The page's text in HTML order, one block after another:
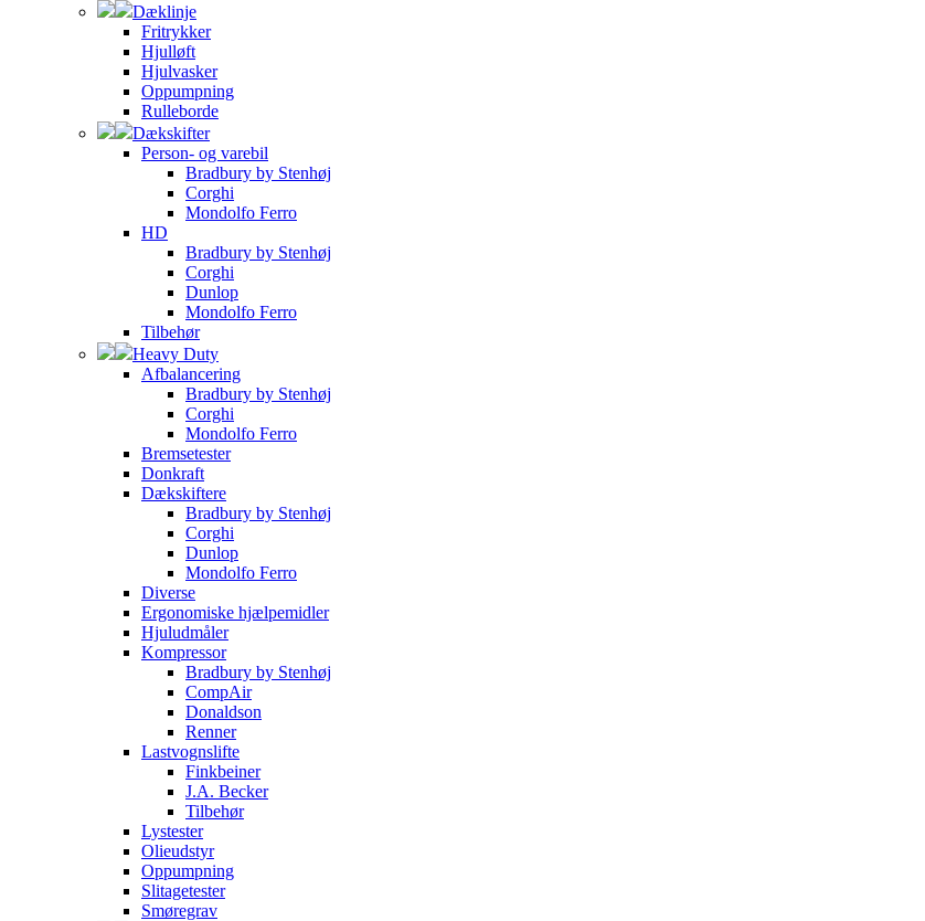
Dæklinje
Fritrykker
Hjulløft
Hjulvasker
Oppumpning
Rulleborde
Dækskifter
Person- og varebil
Bradbury by Stenhøj
Corghi
Mondolfo Ferro
HD
Bradbury by Stenhøj
Corghi
Dunlop
Mondolfo Ferro
Tilbehør
Heavy Duty
Afbalancering
Bradbury by Stenhøj
Corghi
Mondolfo Ferro
Bremsetester
Donkraft
Dækskiftere
Bradbury by Stenhøj
Corghi
Dunlop
Mondolfo Ferro
Diverse
Ergonomiske hjælpemidler
Hjuludmåler
Kompressor
Bradbury by Stenhøj
CompAir
Donaldson
Renner
Lastvognslifte
Finkbeiner
J.A. Becker
Tilbehør
Lystester
Olieudstyr
Oppumpning
Slitagetester
Smøregrav